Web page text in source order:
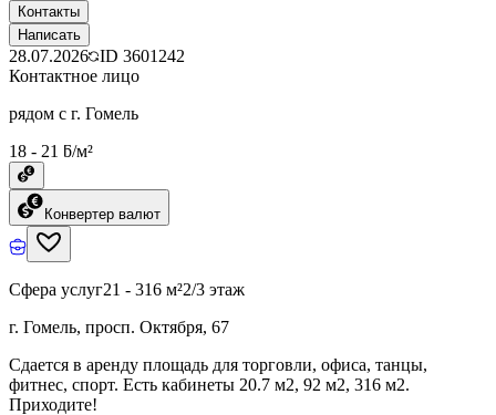
Контакты
Написать
28.07.2026 ID 3601242
Контактное лицо
рядом с г. Гомель
18 - 21 ƃ/м²
Конвертер валют
Сфера услуг21 - 316 м²2/3 этаж
г. Гомель, просп. Октября, 67
Сдается в аренду площадь для торговли, офиса, танцы,
фитнес, спорт. Есть кабинеты 20.7 м2, 92 м2, 316 м2.
Приходите!